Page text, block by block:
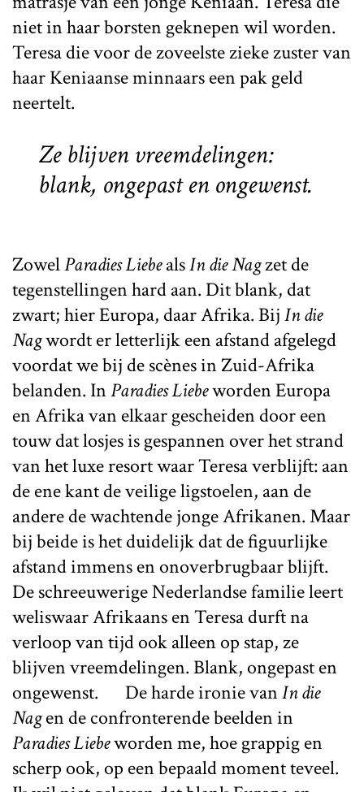
niet in haar borsten geknepen wil worden.
Teresa die voor de zoveelste zieke zuster van
haar Keniaanse minnaars een pak geld
neertelt.
Ze blijven vreemdelingen:
blank, ongepast en ongewenst.
ZowelParadies LiebealsIn die Nagzet de
tegenstellingen hard aan. Dit blank, dat
zwart; hier Europa, daar Afrika. BijIn die
Nagwordt er letterlijk een afstand afgelegd
voordat we bij de scènes in Zuid-Afrika
belanden. InParadies Liebeworden Europa
en Afrika van elkaar gescheiden door een
touw dat losjes is gespannen over het strand
van het luxe resort waar Teresa verblijft: aan
de ene kant de veilige ligstoelen, aan de
andere de wachtende jonge Afrikanen. Maar
bij beide is het duidelijk dat de figuurlijke
afstand immens en onoverbrugbaar blijft.
De schreeuwerige Nederlandse familie leert
weliswaar Afrikaans en Teresa durft na
verloop van tijd ook alleen op stap, ze
blijven vreemdelingen. Blank, ongepast en
ongewenst. De harde ironie vanIn die
Nagen de confronterende beelden in
Paradies Liebeworden me, hoe grappig en
scherp ook, op een bepaald moment teveel.